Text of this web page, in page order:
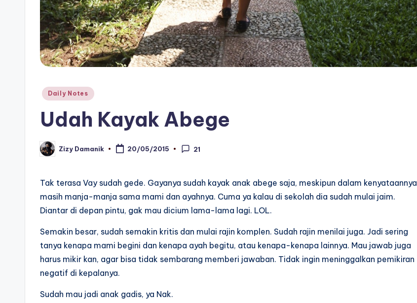
Posted
Daily Notes
Udah Kayak Abege
Posted
by
Zizy Damanik 20/05/2015 21
Tak terasa Vay sudah gede. Gayanya sudah kayak anak abege saja, meskipun dalam kenyataannya
masih manja-manja sama mami dan ayahnya. Cuma ya kalau di sekolah dia sudah mulai jaim.
Diantar di depan pintu, gak mau dicium lama-lama lagi. LOL.
Semakin besar, sudah semakin kritis dan mulai rajin komplen. Sudah rajin menilai juga. Jadi sering
tanya kenapa mami begini dan kenapa ayah begitu, atau kenapa-kenapa lainnya. Mau jawab juga
harus mikir kan, agar bisa tidak sembarang memberi jawaban. Tidak ingin meninggalkan pemikiran
negatif di kepalanya.
Sudah mau jadi anak gadis, ya Nak.